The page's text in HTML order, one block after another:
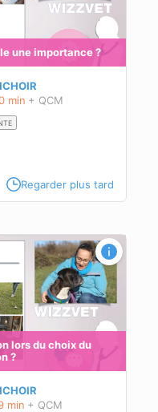
une importance ?
min + QCM
Regarder plus tard
lors du choix du
?
min + QCM